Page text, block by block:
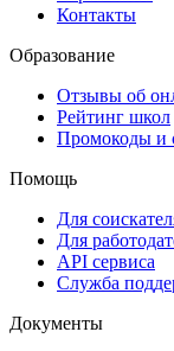
Контакты
Образование
Отзывы об
Рейтинг школ
Промокоды и
Помощь
Для
Для
API сервиса
Служба
Документы